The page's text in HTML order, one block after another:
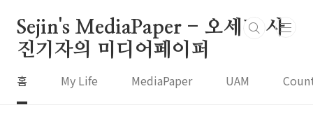
Sejin's MediaPaper - 오세진 사
진기자의 미디어페이퍼
홈 My Life MediaPaper UAM